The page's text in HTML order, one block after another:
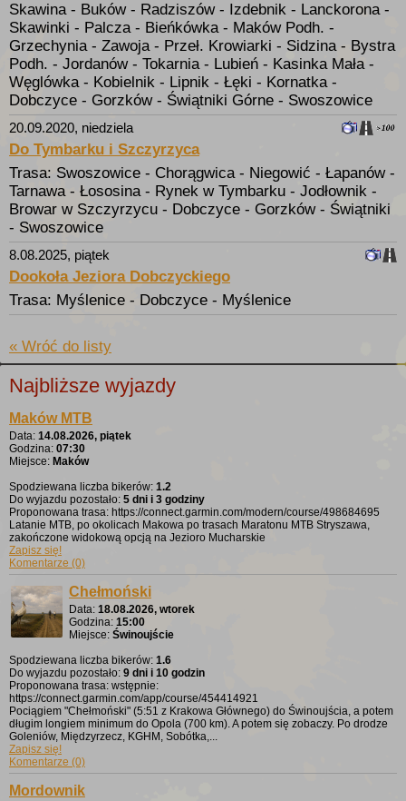
Skawina - Buków - Radziszów - Izdebnik - Lanckorona -
Skawinki - Palcza - Bieńkówka - Maków Podh. -
Grzechynia - Zawoja - Przeł. Krowiarki - Sidzina - Bystra
Podh. - Jordanów - Tokarnia - Lubień - Kasinka Mała -
Węglówka - Kobielnik - Lipnik - Łęki - Kornatka -
Dobczyce - Gorzków - Świątniki Górne - Swoszowice
20.09.2020, niedziela
Do Tymbarku i Szczyrzyca
Trasa: Swoszowice - Chorągwica - Niegowić - Łapanów -
Tarnawa - Łososina - Rynek w Tymbarku - Jodłownik -
Browar w Szczyrzycu - Dobczyce - Gorzków - Świątniki
- Swoszowice
8.08.2025, piątek
Dookoła Jeziora Dobczyckiego
Trasa: Myślenice - Dobczyce - Myślenice
« Wróć do listy
Najbliższe wyjazdy
Maków MTB
Data: 14.08.2026, piątek
Godzina: 07:30
Miejsce: Maków
Spodziewana liczba bikerów: 1.2
Do wyjazdu pozostało: 5 dni i 3 godziny
Proponowana trasa: https://connect.garmin.com/modern/course/498684695
Latanie MTB, po okolicach Makowa po trasach Maratonu MTB Stryszawa,
zakończone widokową opcją na Jezioro Mucharskie
Zapisz się!
Komentarze (0)
Chełmoński
Data: 18.08.2026, wtorek
Godzina: 15:00
Miejsce: Świnoujście
Spodziewana liczba bikerów: 1.6
Do wyjazdu pozostało: 9 dni i 10 godzin
Proponowana trasa: wstępnie:
https://connect.garmin.com/app/course/454414921
Pociągiem "Chełmoński" (5:51 z Krakowa Głównego) do Świnoujścia, a potem
długim longiem minimum do Opola (700 km). A potem się zobaczy. Po drodze
Goleniów, Międzyrzecz, KGHM, Sobótka,...
Zapisz się!
Komentarze (0)
Mordownik